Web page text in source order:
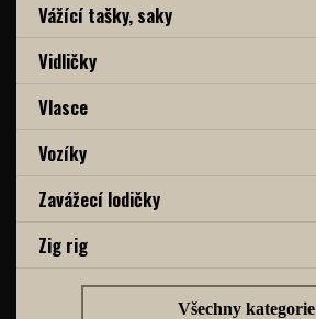
Vážící tašky, saky
Vidličky
Vlasce
Vozíky
Zavážecí lodičky
Zig rig
Všechny kategorie